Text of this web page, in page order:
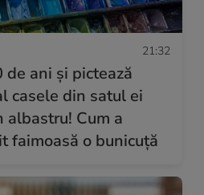
21:32
de ani și pictează
casele din satul ei
albastru! Cum a
faimoasă o bunicuță